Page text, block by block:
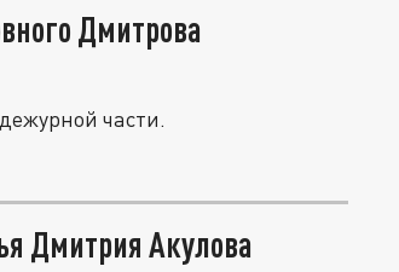
Дмитрова
части.
Дмитрия Акулова